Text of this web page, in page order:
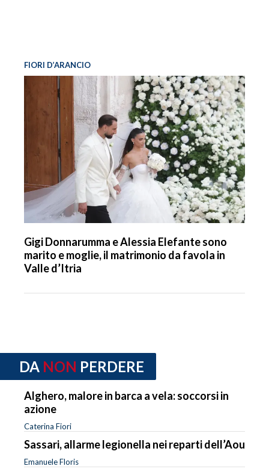
FIORI D’ARANCIO
Gigi Donnarumma e Alessia Elefante sono
marito e moglie, il matrimonio da favola in
Valle d’Itria
DA NON PERDERE
Alghero, malore in barca a vela: soccorsi in
azione
Caterina Fiori
Sassari, allarme legionella nei reparti dell’Aou
Emanuele Floris